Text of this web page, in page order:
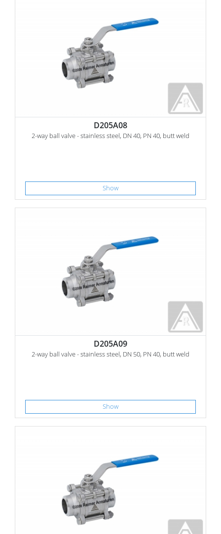
D205A08
2-way ball valve - stainless steel, DN 40, PN 40, butt weld
Show
D205A09
2-way ball valve - stainless steel, DN 50, PN 40, butt weld
Show